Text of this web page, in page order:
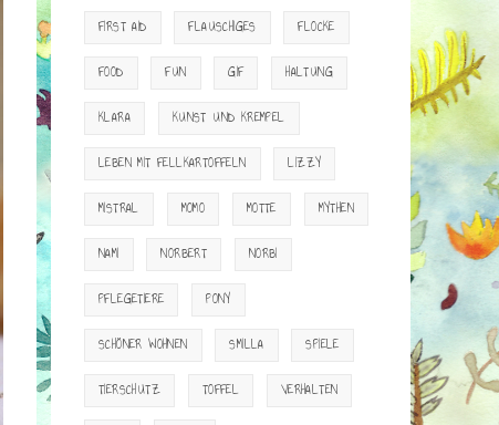
FIRST AID FLAUSCHIGES FLOCKE
FOOD FUN GIF HALTUNG
KLARA KUNST UND KREMPEL
LEBEN MIT FELLKARTOFFELN LIZZY
MISTRAL MOMO MOTTE MYTHEN
NAMI NORBERT NORBI
PFLEGETIERE PONY
SCHÖNER WOHNEN SMILLA SPIELE
TIERSCHUTZ TOFFEL VERHALTEN